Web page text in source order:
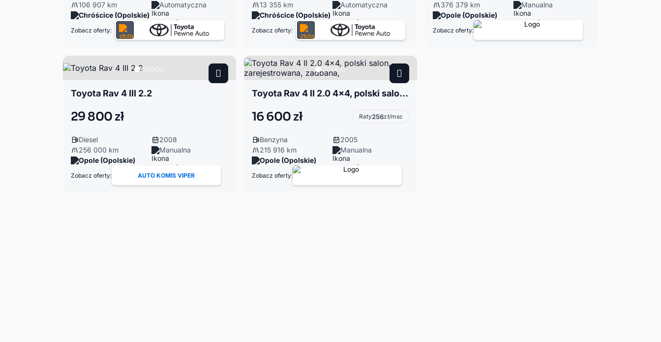
106 907 km
Automatyczna
Chróścice (Opolskie)
Zobacz oferty:
13 355 km
Automatyczna
Chróścice (Opolskie)
Zobacz oferty:
376 379 km
Manualna
Opole (Opolskie)
Zobacz oferty:
Toyota Rav 4 III 2.2
29 800 zł
Diesel
2008
256 000 km
Manualna
Opole (Opolskie)
Zobacz oferty: AUTO KOMIS VIPER
Toyota Rav 4 II 2.0 4x4, polski salon, zarejestrowana, zadbana,
16 600 zł Raty256zł/msc
Benzyna
2005
215 916 km
Manualna
Opole (Opolskie)
Zobacz oferty: